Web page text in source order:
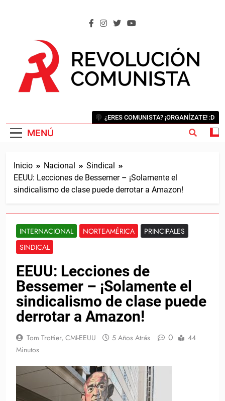
MENÚ
¿ERES COMUNISTA? ¡ORGANÍZATE! :D
Inicio Nacional
Sindical
EEUU: Lecciones de Bessemer – ¡Solamente el
sindicalismo de clase puede derrotar a Amazon!
INTERNACIONAL NORTEAMÉRICA
PRINCIPALES
SINDICAL
EEUU: Lecciones de
Bessemer – ¡Solamente el
sindicalismo de clase puede
derrotar a Amazon!
Tom Trottier, CMI-EEUU 5 Años Atrás 0
44
Minutos